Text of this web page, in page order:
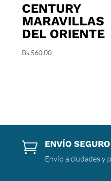
CENTURY
MARAVILLAS
DEL ORIENTE
Bs.560,00
 ENVÍO SEGURO
Envío a ciudades y